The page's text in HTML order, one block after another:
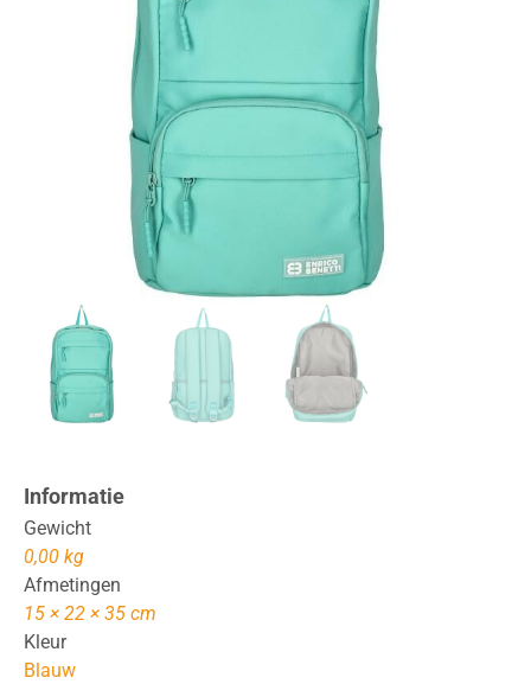
Informatie
Gewicht
0,00 kg
Afmetingen
15 × 22 × 35 cm
Kleur
Blauw